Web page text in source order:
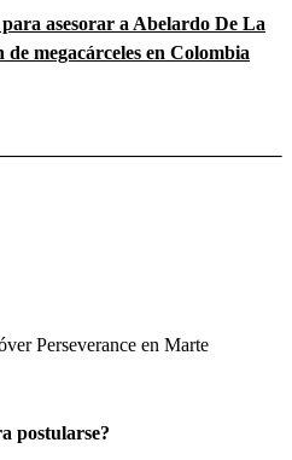
asesorar a Abelardo De La
megacárceles en Colombia
Perseverance en Marte
postularse?